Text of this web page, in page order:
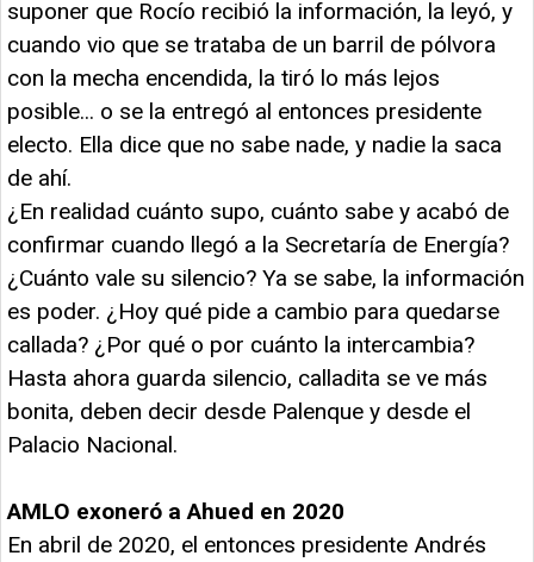
suponer que Rocío recibió la información, la leyó, y
cuando vio que se trataba de un barril de pólvora
con la mecha encendida, la tiró lo más lejos
posible... o se la entregó al entonces presidente
electo. Ella dice que no sabe nade, y nadie la saca
de ahí.
¿En realidad cuánto supo, cuánto sabe y acabó de
confirmar cuando llegó a la Secretaría de Energía?
¿Cuánto vale su silencio? Ya se sabe, la información
es poder. ¿Hoy qué pide a cambio para quedarse
callada? ¿Por qué o por cuánto la intercambia?
Hasta ahora guarda silencio, calladita se ve más
bonita, deben decir desde Palenque y desde el
Palacio Nacional.
AMLO exoneró a Ahued en 2020
En abril de 2020, el entonces presidente Andrés